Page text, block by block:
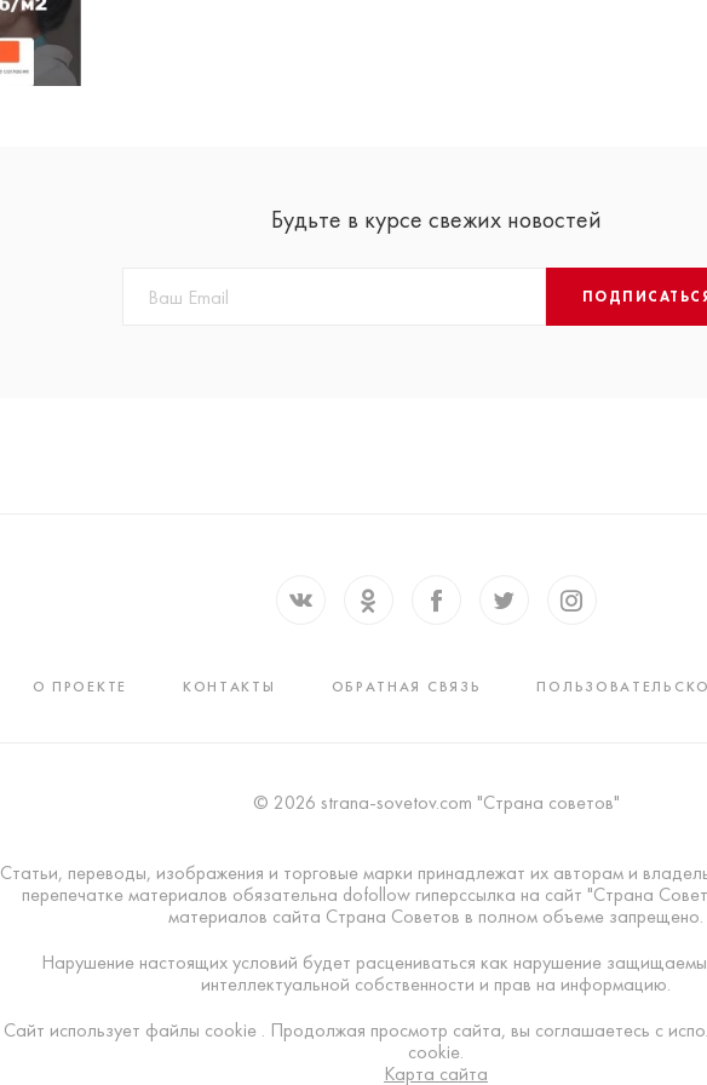
Будьте в курсе свежих новостей
О ПРОЕКТЕ КОНТАКТЫ ОБРАТНАЯ СВЯЗЬ
© 2026 strana-sovetov.com "Страна советов"
Статьи, переводы, изображения и торговые марки принадлежат их авторам и
перепечатке материалов обязательна dofollow гиперссылка на сайт "Страна
материалов сайта Страна Советов в полном объеме запрещено.
Нарушение настоящих условий будет расцениваться как нарушение
интеллектуальной собственности и прав на информацию.
Сайт использует файлы cookie . Продолжая просмотр сайта, вы соглашаетесь с
cookie.
Карта сайта